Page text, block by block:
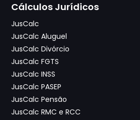
Cálculos Jurídicos
JusCalc
JusCalc Aluguel
JusCalc Divórcio
JusCalc FGTS
JusCalc INSS
JusCalc PASEP
JusCalc Pensão
JusCalc RMC e RCC